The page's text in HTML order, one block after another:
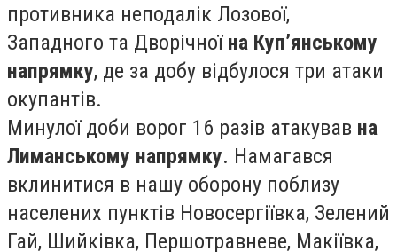
противника неподалік Лозової,
Западного та Дворічної на Куп’янському
напрямку, де за добу відбулося три атаки
окупантів.
Минулої доби ворог 16 разів атакував на
Лиманському напрямку. Намагався
вклинитися в нашу оборону поблизу
населених пунктів Новосергіївка, Зелений
Гай, Шийківка, Першотравневе, Макіївка,